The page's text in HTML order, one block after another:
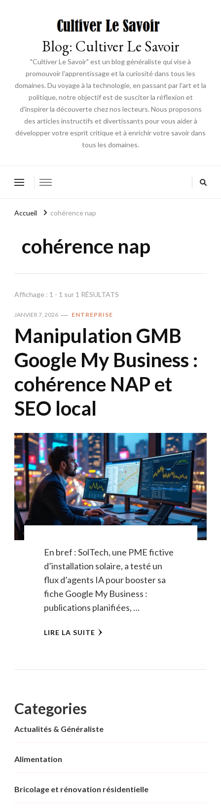
Blog: Cultiver Le Savoir
"Cultiver Le Savoir" est un blog généraliste qui vise à
promouvoir l'apprentissage et la curiosité dans tous les
domaines. Du voyage à la technologie, en passant par l'art et la
politique, notre objectif est de susciter la réflexion et
d'inspirer la découverte chez nos lecteurs. Nous proposons
des articles instructifs et divertissants pour vous aider à
développer votre esprit critique et à enrichir votre savoir dans
tous les domaines.
Accueil cohérence nap
cohérence nap
Affichage : 1 - 1 sur 1 RÉSULTATS
JANVIER 7, 2026 ENTREPRISE
Manipulation GMB
Google My Business :
cohérence NAP et
SEO local
En bref : SolTech, une PME fictive
d’installation solaire, a testé un
flux d’agents IA pour booster sa
fiche Google My Business :
publications planifiées, …
LIRE LA SUITE
Categories
Actualités & Généraliste
Alimentation
Bricolage et rénovation résidentielle